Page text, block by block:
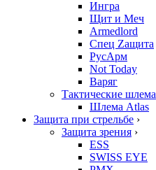
Ингра
Щит и Меч
Armedlord
Спец Zащита
РусАрм
Not Today
Варяг
Тактические шлема
Шлема Atlas
Защита при стрельбе ›
Защита зрения ›
ESS
SWISS EYE